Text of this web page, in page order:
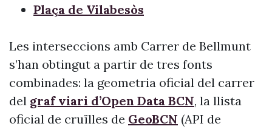
Plaça de Vilabesòs
Les interseccions amb Carrer de Bellmunt
s’han obtingut a partir de tres fonts
combinades: la geometria oficial del carrer
del graf viari d’Open Data BCN, la llista
oficial de cruïlles de GeoBCN (API de